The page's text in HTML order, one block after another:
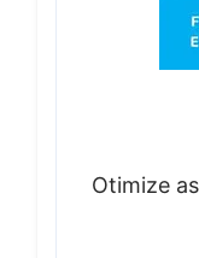
Otimize